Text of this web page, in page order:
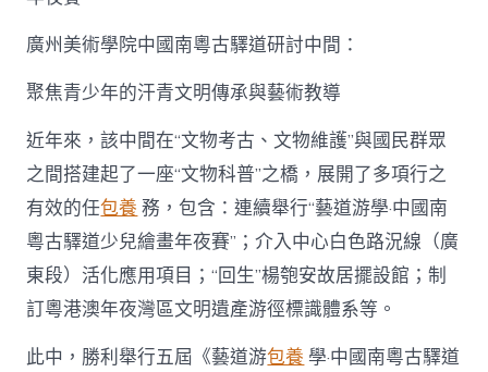
廣州美術學院中國南粵古驛道研討中間：
聚焦青少年的汗青文明傳承與藝術教導
近年來，該中間在“文物考古、文物維護”與國民群眾
之間搭建起了一座“文物科普”之橋，展開了多項行之
有效的任包養 務，包含：連續舉行“藝道游學·中國南
粵古驛道少兒繪畫年夜賽”；介入中心白色路況線（廣
東段）活化應用項目；“回生”楊匏安故居擺設館；制
訂粵港澳年夜灣區文明遺產游徑標識體系等。
此中，勝利舉行五屆《藝道游包養 學·中國南粵古驛道